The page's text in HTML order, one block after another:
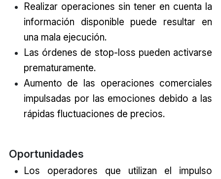
Realizar operaciones sin tener en cuenta la
información disponible puede resultar en
una mala ejecución.
Las órdenes de stop-loss pueden activarse
prematuramente.
Aumento de las operaciones comerciales
impulsadas por las emociones debido a las
rápidas fluctuaciones de precios.
Oportunidades
Los operadores que utilizan el impulso